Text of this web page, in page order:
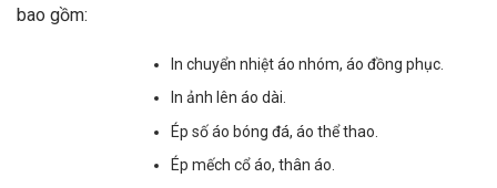
bao gồm:
In chuyển nhiệt áo nhóm, áo đồng phục.
In ảnh lên áo dài.
Ép số áo bóng đá, áo thể thao.
Ép mếch cổ áo, thân áo.